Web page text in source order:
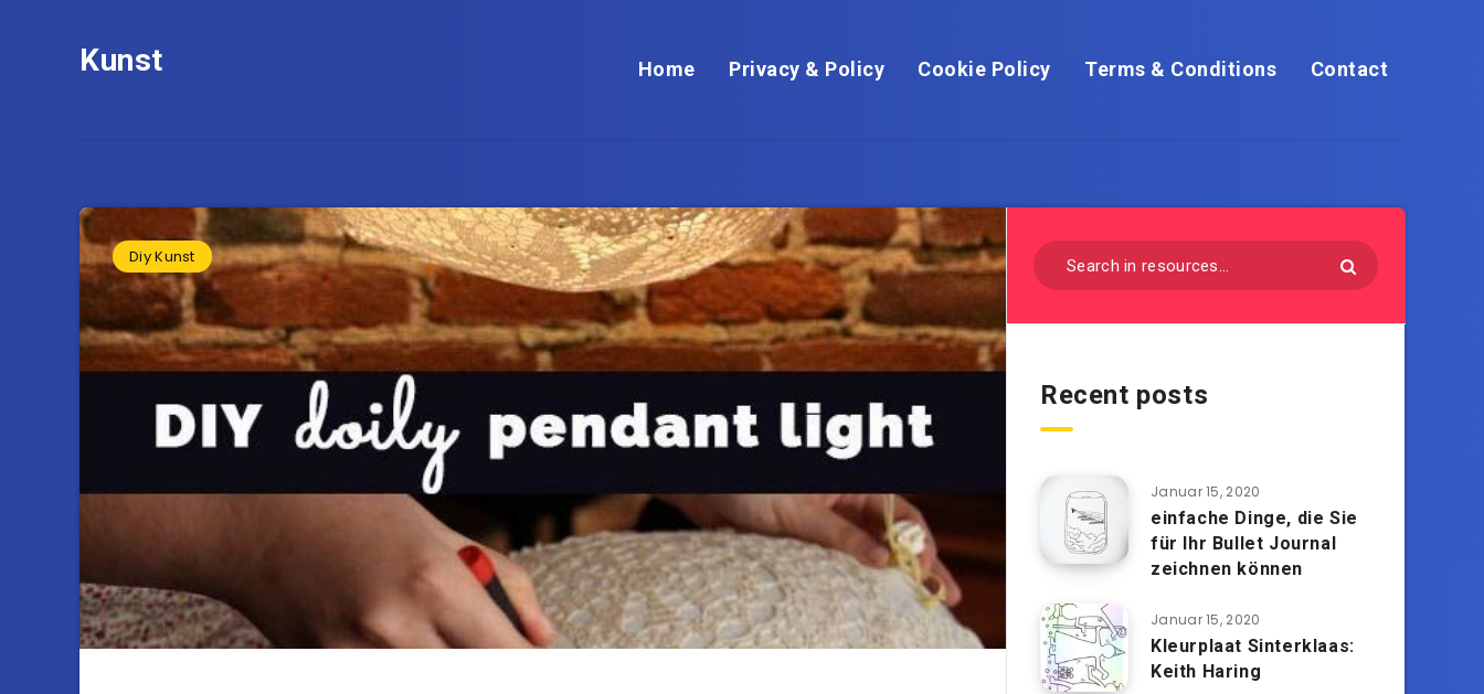
Kunst Home Privacy & Policy Cookie Policy Terms & Conditions Contact
Diy Kunst
Recent posts
Januar 15, 2020
einfache Dinge, die Sie
für Ihr Bullet Journal
zeichnen können
Januar 15, 2020
Kleurplaat Sinterklaas:
Keith Haring